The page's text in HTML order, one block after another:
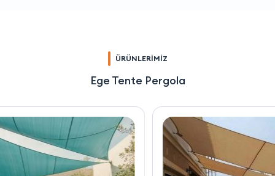
ÜRÜNLERİMİZ
Ege Tente Pergola